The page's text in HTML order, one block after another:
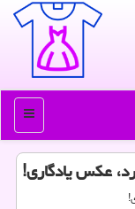
منو
عكس یادگاری!